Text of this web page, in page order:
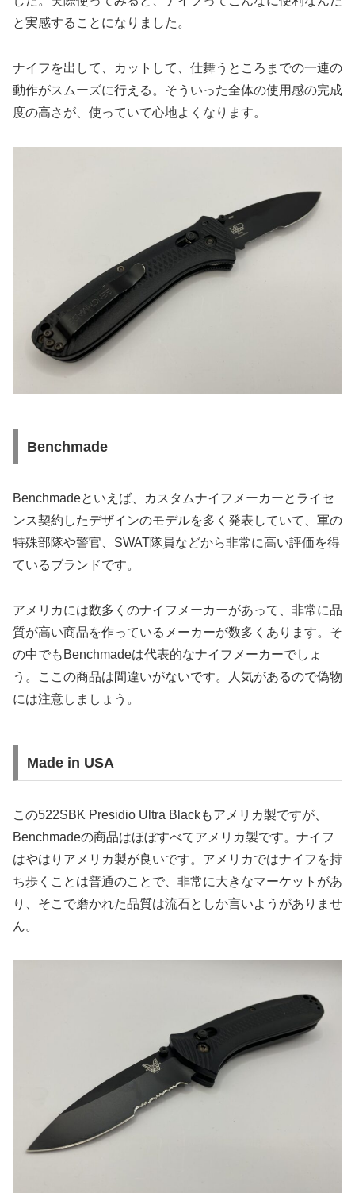
と実感することになりました。
ナイフを出して、カットして、仕舞うところまでの一連の
動作がスムーズに行える。そういった全体の使用感の完成
度の高さが、使っていて心地よくなります。
Benchmade
Benchmadeといえば、カスタムナイフメーカーとライセ
ンス契約したデザインのモデルを多く発表していて、軍の
特殊部隊や警官、SWAT隊員などから非常に高い評価を得
ているブランドです。
アメリカには数多くのナイフメーカーがあって、非常に品
質が高い商品を作っているメーカーが数多くあります。そ
の中でもBenchmadeは代表的なナイフメーカーでしょ
う。ここの商品は間違いがないです。人気があるので偽物
には注意しましょう。
Made in USA
この522SBK Presidio Ultra Blackもアメリカ製ですが、
Benchmadeの商品はほぼすべてアメリカ製です。ナイフ
はやはりアメリカ製が良いです。アメリカではナイフを持
ち歩くことは普通のことで、非常に大きなマーケットがあ
り、そこで磨かれた品質は流石としか言いようがありませ
ん。